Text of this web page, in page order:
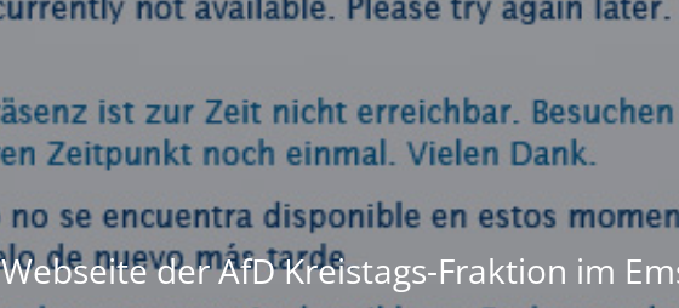
Webseite der AfD Kreistags-Fraktion im